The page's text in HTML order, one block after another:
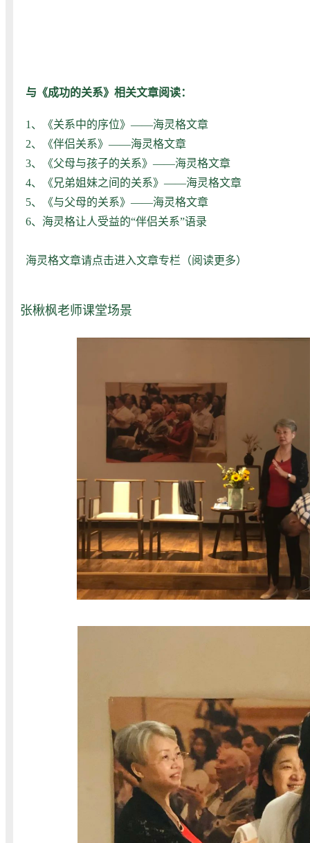
与《成功的关系》相关文章阅读：
1、
《关系中的序位》——海灵格文章
2、
《伴侣关系》——海灵格文章
3、
《父母与孩子的关系》——海灵格文章
4、
《兄弟姐妹之间的关系》——海灵格文章
5、
《与父母的关系》——海灵格文章
6、 海灵格让人受益的“伴侣关系”语录
海灵格文章请点击进入文章专栏（阅读更多）
张楸枫老师课堂场景